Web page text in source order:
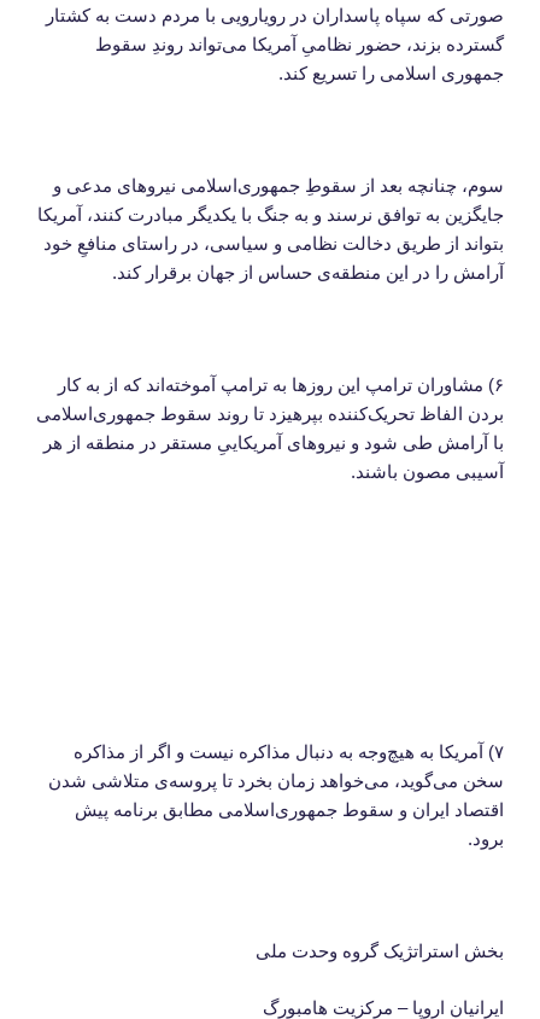
صورتی که سپاه پاسداران در رویارویی با مردم دست به کشتار
گسترده بزند، حضور نظامیِ آمریکا می‌تواند روندِ سقوط
جمهوری اسلامی را تسریع کند.
سوم، چنانچه بعد از سقوطِ جمهوری‌اسلامی نیروهای مدعی و
جایگزین به توافق نرسند و به جنگ با یکدیگر مبادرت کنند، آمریکا
بتواند از طریق دخالت نظامی و سیاسی، در راستای منافعِ خود
آرامش را در این منطقه‌ی حساس از جهان برقرار کند.
۶) مشاوران ترامپ این روزها به ترامپ آموخته‌اند که از به کار
بردن الفاظ تحریک‌کننده بپرهیزد تا روند سقوط جمهوری‌اسلامی
با آرامش طی شود و نیروهای آمریکاییِ مستقر در منطقه از هر
آسیبی مصون باشند.
۷) آمریکا به هیچ‌وجه به دنبال مذاکره نیست و اگر از مذاکره
سخن می‌گوید، می‌خواهد زمان بخرد تا پروسه‌ی متلاشی شدن
اقتصاد ایران و سقوط جمهوری‌اسلامی مطابق برنامه پیش
برود.
بخش استراتژیک گروه وحدت ملی
ایرانیان اروپا – مرکزیت هامبورگ